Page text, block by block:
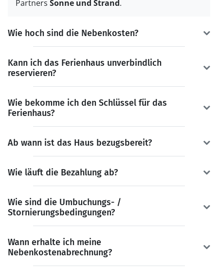
Partners Sonne und Strand.
Wie hoch sind die Nebenkosten?
Kann ich das Ferienhaus unverbindlich
reservieren?
Wie bekomme ich den Schlüssel für das
Ferienhaus?
Ab wann ist das Haus bezugsbereit?
Wie läuft die Bezahlung ab?
Wie sind die Umbuchungs- /
Stornierungsbedingungen?
Wann erhalte ich meine
Nebenkostenabrechnung?